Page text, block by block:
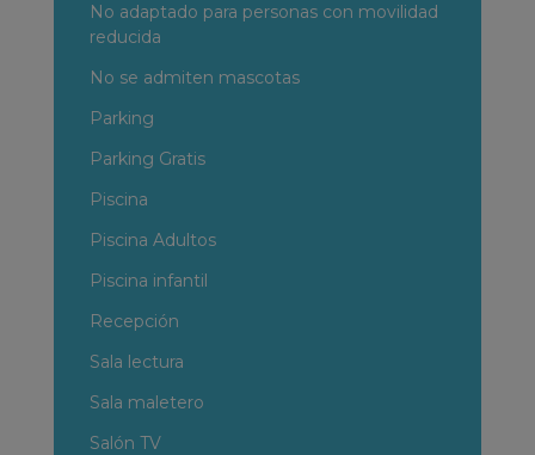
No adaptado para personas con movilidad
reducida
No se admiten mascotas
Parking
Parking Gratis
Piscina
Piscina Adultos
Piscina infantil
Recepción
Sala lectura
Sala maletero
Salón TV